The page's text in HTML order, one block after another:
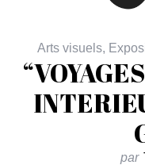
Arts visuels,
par